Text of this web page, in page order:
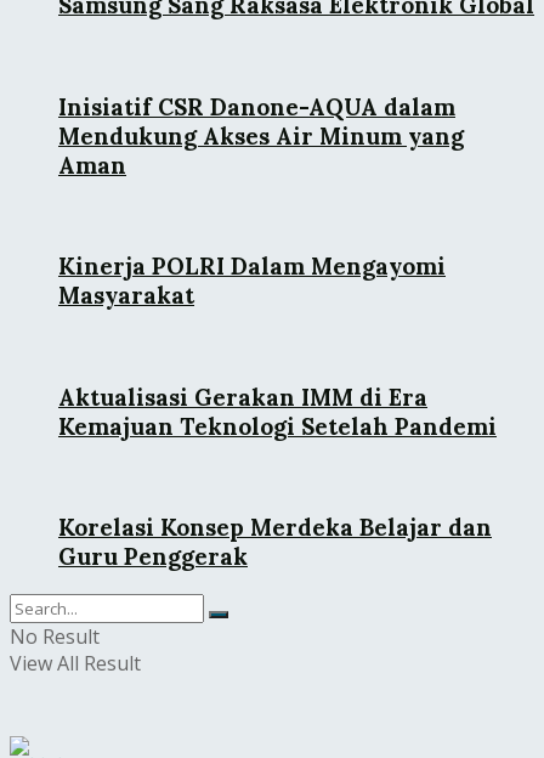
Inisiatif CSR Danone-AQUA dalam
Mendukung Akses Air Minum yang
Aman
Kinerja POLRI Dalam Mengayomi
Masyarakat
Aktualisasi Gerakan IMM di Era
Kemajuan Teknologi Setelah Pandemi
Korelasi Konsep Merdeka Belajar dan
Guru Penggerak
No Result
View All Result